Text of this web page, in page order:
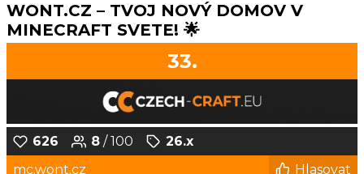
WONT.CZ – TVOJ NOVÝ DOMOV V
MINECRAFT SVETE! 🌟
33.
626 8 / 100
26.x
mc.wont.cz
Hlasovat